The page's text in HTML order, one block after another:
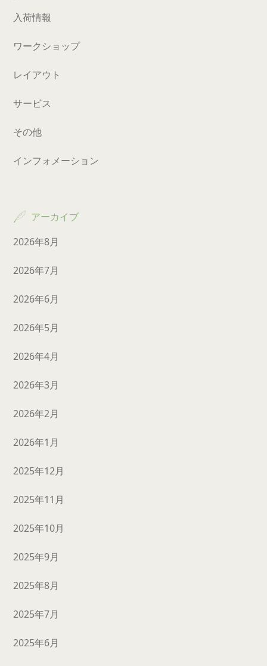
入荷情報
ワークショップ
レイアウト
サービス
その他
インフォメーション
アーカイブ
2026年8月
2026年7月
2026年6月
2026年5月
2026年4月
2026年3月
2026年2月
2026年1月
2025年12月
2025年11月
2025年10月
2025年9月
2025年8月
2025年7月
2025年6月